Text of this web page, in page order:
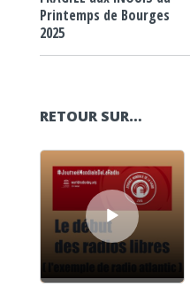
Printemps de Bourges
2025
RETOUR SUR…
Lecteur audio